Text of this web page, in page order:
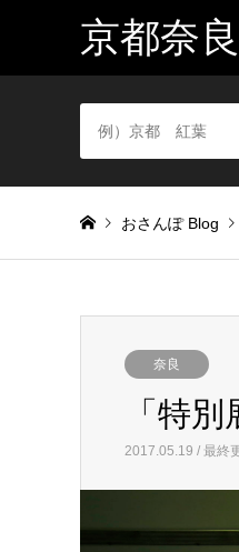
京都奈
おさんぽ Blog
奈良
「特
2017.05.19 / 最終